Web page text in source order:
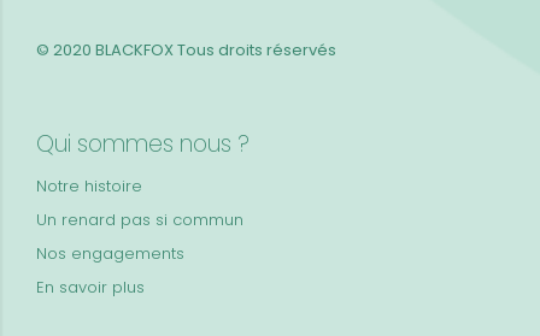
Qui sommes nous ?
Notre histoire
Un renard pas si commun
Nos engagements
En savoir plus
© 2020 BLACKFOXTous droits réservés